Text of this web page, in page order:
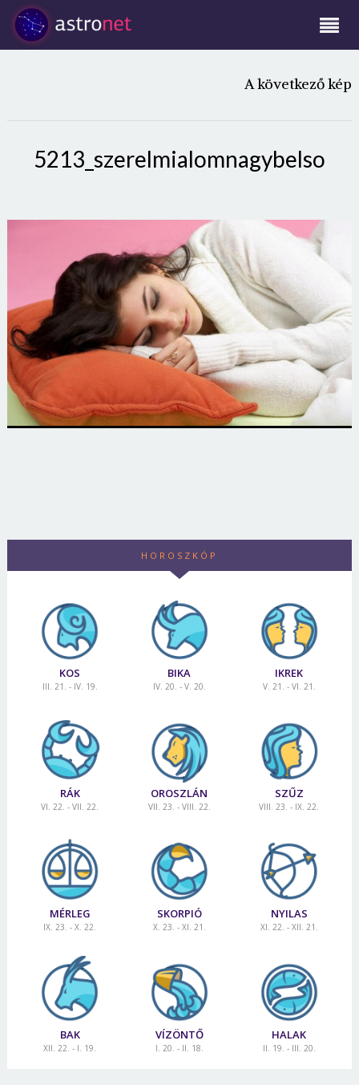
A következő kép
5213_szerelmialomnagybelso
HOROSZKÓP
KOS
III. 21. - IV. 19.
BIKA
IV. 20. - V. 20.
IKREK
V. 21. - VI. 21.
RÁK
VI. 22. - VII. 22.
OROSZLÁN
VII. 23. - VIII. 22.
SZŰZ
VIII. 23. - IX. 22.
MÉRLEG
IX. 23. - X. 22.
SKORPIÓ
X. 23. - XI. 21.
NYILAS
XI. 22. - XII. 21.
BAK
XII. 22. - I. 19.
VÍZÖNTŐ
I. 20. - II. 18.
HALAK
II. 19. - III. 20.